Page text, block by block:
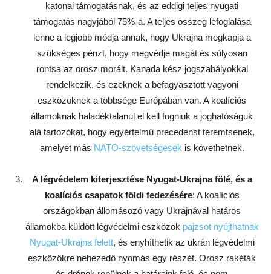
katonai támogatásnak, és az eddigi teljes nyugati
támogatás nagyjából 75%-a. A teljes összeg lefoglalása
lenne a legjobb módja annak, hogy Ukrajna megkapja a
szükséges pénzt, hogy megvédje magát és súlyosan
rontsa az orosz morált. Kanada kész jogszabályokkal
rendelkezik, és ezeknek a befagyasztott vagyoni
eszközöknek a többsége Európában van. A koalíciós
államoknak haladéktalanul el kell fogniuk a joghatóságuk
alá tartozókat, hogy egyértelmű precedenst teremtsenek,
amelyet más NATO-szövetségesek is követhetnek.
A légvédelem kiterjesztése Nyugat-Ukrajna fölé, és a
koalíciós csapatok földi fedezésére: A koalíciós
országokban állomásozó vagy Ukrajnával határos
államokba küldött légvédelmi eszközök pajzsot nyújthatnak
Nyugat-Ukrajna felett, és enyhíthetik az ukrán légvédelmi
eszközökre nehezedő nyomás egy részét. Orosz rakéták